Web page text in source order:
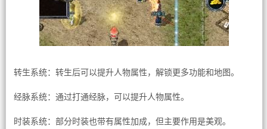
转生系统：转生后可以提升人物属性，解锁更多功能和地图。
经脉系统：通过打通经脉，可以提升人物属性。
时装系统：部分时装也带有属性加成，但主要作用是美观。